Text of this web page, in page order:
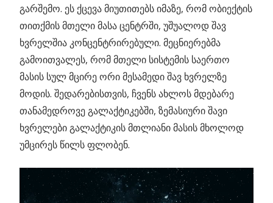
გარშემო. ეს ქცევა მიუთითებს იმაზე, რომ ობიექტის
თითქმის მთელი მასა ცენტრში, უშუალოდ შავ
ხვრელშია კონცენტრირებული. მეცნიერებმა
გამოითვალეს, რომ მთელი სისტემის საერთო
მასის სულ მცირე ორი მესამედი შავ ხვრელზე
მოდის. შედარებისთვის, ჩვენს ახლოს მდებარე
თანამედროვე გალაქტიკებში, ზემასიური შავი
ხვრელები გალაქტიკის მთლიანი მასის მხოლოდ
უმცირეს წილს ფლობენ.
ვიდეო
დამკვრელი